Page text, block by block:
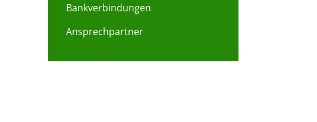
Bankverbindungen
Ansprechpartner